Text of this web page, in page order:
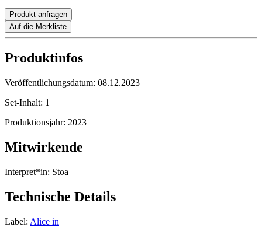
Produkt anfragen
Auf die Merkliste
Produktinfos
Veröffentlichungsdatum: 08.12.2023
Set-Inhalt: 1
Produktionsjahr: 2023
Mitwirkende
Interpret*in: Stoa
Technische Details
Label: Alice in